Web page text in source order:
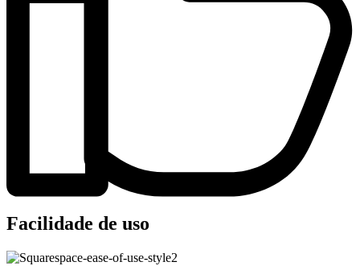
Facilidade de uso